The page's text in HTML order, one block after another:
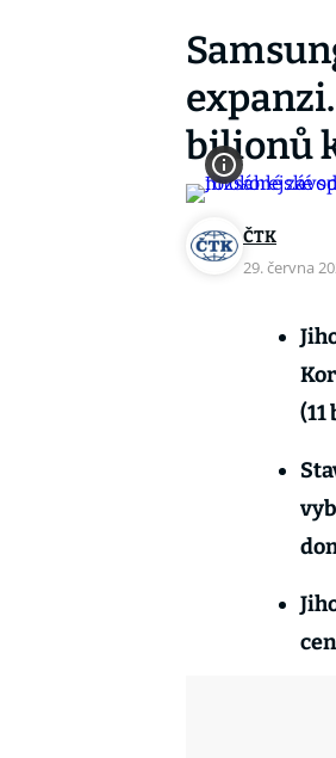
bilionů
ČTK
29. června